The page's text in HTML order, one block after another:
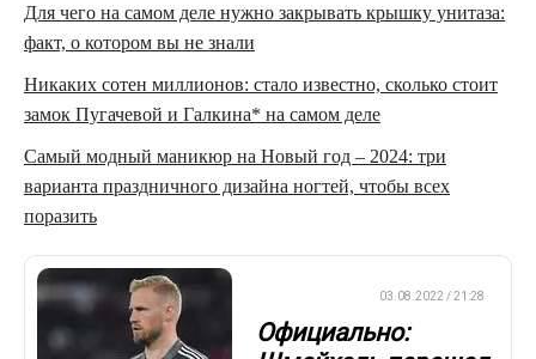
Для чего на самом деле нужно закрывать крышку унитаза:
факт, о котором вы не знали
Никаких сотен миллионов: стало известно, сколько стоит
замок Пугачевой и Галкина* на самом деле
Самый модный маникюр на Новый год – 2024: три
варианта праздничного дизайна ногтей, чтобы всех
поразить
03.08.2022 / 21:28
Официально: